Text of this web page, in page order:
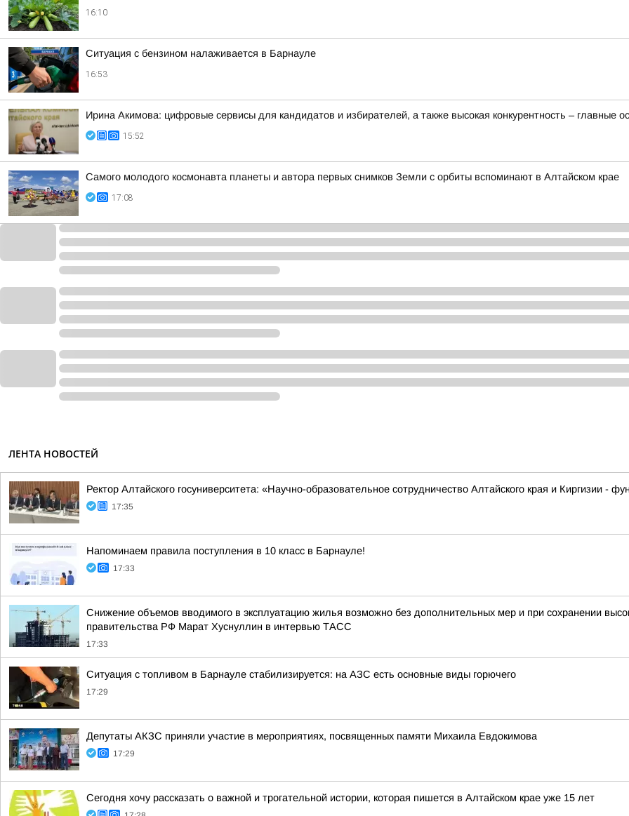
16:10
Ситуация с бензином налаживается в Барнауле
16:53
Ирина Акимова: цифровые сервисы для кандидатов и избирателей, а также высокая конкурентность – главные
15:52
Самого молодого космонавта планеты и автора первых снимков Земли с орбиты вспоминают в Алтайском крае
17:08
ЛЕНТА НОВОСТЕЙ
Ректор Алтайского госуниверситета: «Научно-образовательное сотрудничество Алтайского края и Киргизии -
17:35
Напоминаем правила поступления в 10 класс в Барнауле!
17:33
Снижение объемов вводимого в эксплуатацию жилья возможно без дополнительных мер и при сохранении
правительства РФ Марат Хуснуллин в интервью ТАСС
17:33
Ситуация с топливом в Барнауле стабилизируется: на АЗС есть основные виды горючего
17:29
Депутаты АКЗС приняли участие в мероприятиях, посвященных памяти Михаила Евдокимова
17:29
Сегодня хочу рассказать о важной и трогательной истории, которая пишется в Алтайском крае уже 15 лет